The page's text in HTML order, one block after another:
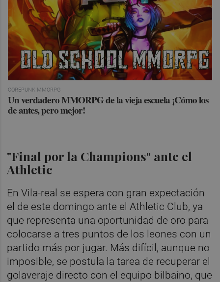
COREPUNK MMORPG
Un verdadero MMORPG de la vieja escuela ¡Cómo los
de antes, pero mejor!
"Final por la Champions" ante el
Athletic
En Vila-real se espera con gran expectación
el de este domingo ante el Athletic Club, ya
que representa una oportunidad de oro para
colocarse a tres puntos de los leones con un
partido más por jugar. Más difícil, aunque no
imposible, se postula la tarea de recuperar el
golaveraje directo con el equipo bilbaíno, que